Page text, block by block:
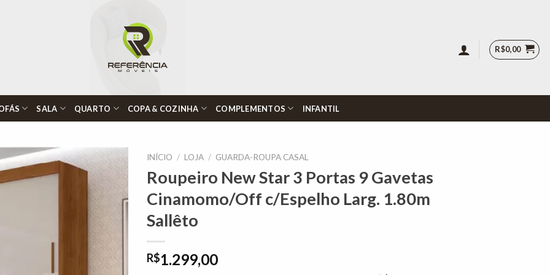
R$0,00
SALA QUARTO COPA & COZINHA COMPLEMENTOS INFANTIL
Adicionar
INÍCIO / LOJA / GUARDA-ROUPA CASAL
Roupeiro New Star 3 Portas 9 Gavetas
Cinamomo/Off c/Espelho Larg. 1.80m
Sallêto
R$1.299,00